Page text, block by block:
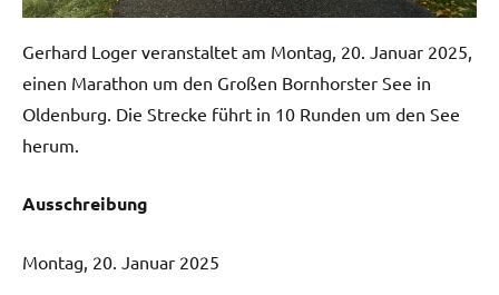
Gerhard Loger veranstaltet am Montag, 20. Januar 2025,
einen Marathon um den Großen Bornhorster See in
Oldenburg. Die Strecke führt in 10 Runden um den See
herum.
Ausschreibung
Montag, 20. Januar 2025